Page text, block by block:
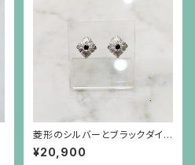
菱形のシルバーとブラックダイヤ
モンドのピアス（中）シルバーポ
スト
¥20,900